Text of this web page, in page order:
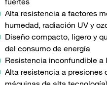
Alta resistencia a factores
humedad, radiación UV y
Diseño compacto, ligero y
del consumo de energía
Resistencia inconfundible a
Alta resistencia a presiones